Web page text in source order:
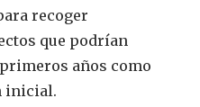
recoger
que podrían
años como
inicial.